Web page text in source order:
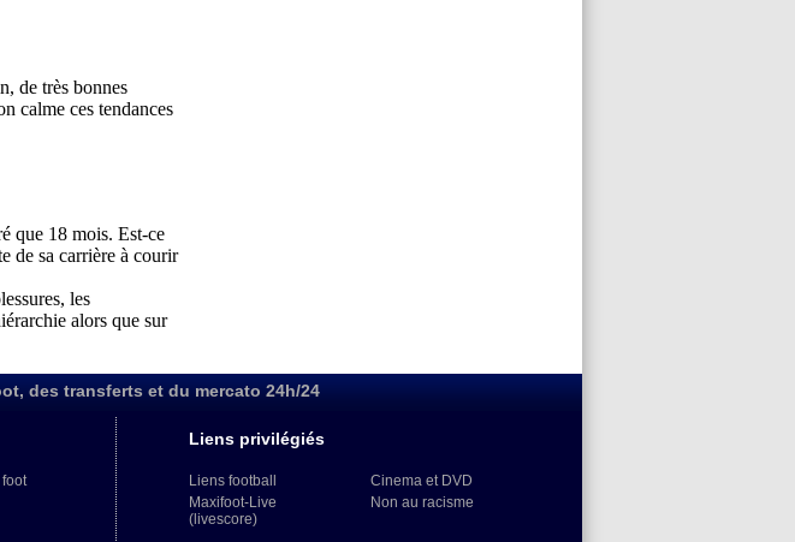
des transferts et du mercato 24h/24
foot
Liens privilégiés
Liens football
Maxifoot-Live
(livescore)
Cinema et DVD
Non au racisme